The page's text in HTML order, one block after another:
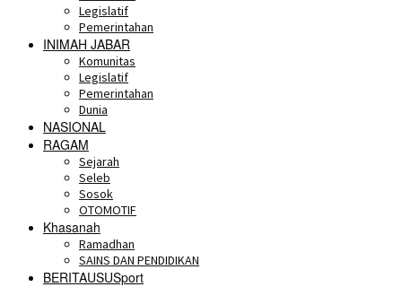
Legislatif
Pemerintahan
INIMAH JABAR
Komunitas
Legislatif
Pemerintahan
Dunia
NASIONAL
RAGAM
Sejarah
Seleb
Sosok
OTOMOTIF
Khasanah
Ramadhan
SAINS DAN PENDIDIKAN
BERITAUSUSport